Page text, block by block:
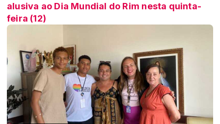
alusiva ao Dia Mundial do Rim nesta quinta-
feira (12)